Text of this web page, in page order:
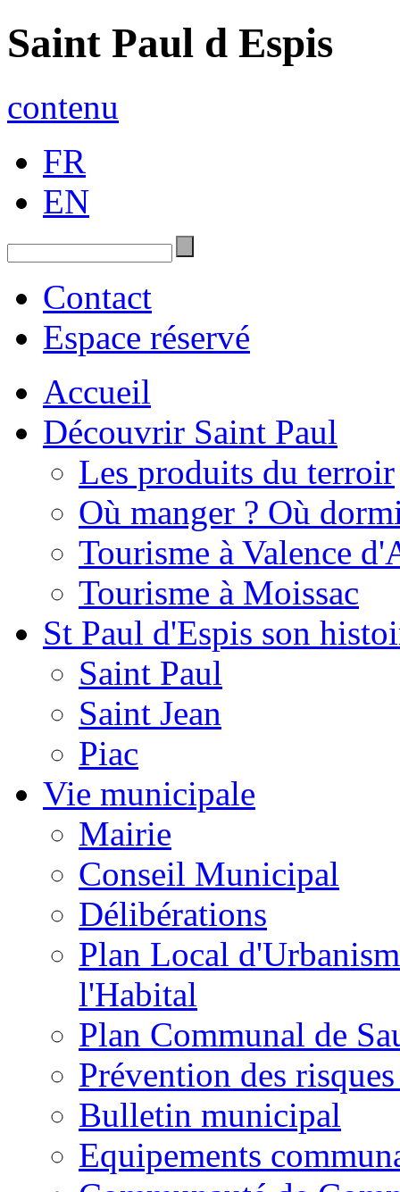
Saint Paul d Espis
contenu
FR
EN
Contact
Espace réservé
Accueil
Découvrir Saint Paul
Les produits du terroir
Où manger ? Où
Tourisme à Valence
Tourisme à Moissac
St Paul d'Espis son
Saint Paul
Saint Jean
Piac
Vie municipale
Mairie
Conseil Municipal
Délibérations
Plan Local
l'Habital
Plan Communal de
Prévention des
Bulletin municipal
Equipements